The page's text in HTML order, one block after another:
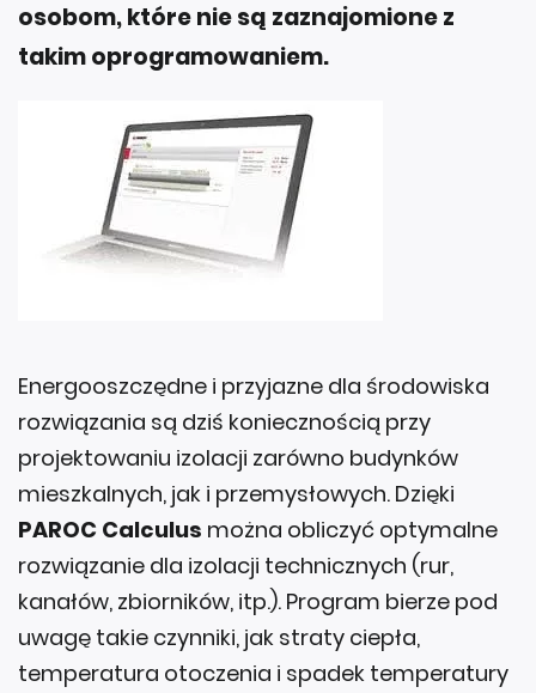
osobom, które nie są zaznajomione z
takim oprogramowaniem.
Energooszczędne i przyjazne dla środowiska
rozwiązania są dziś koniecznością przy
projektowaniu izolacji zarówno budynków
mieszkalnych, jak i przemysłowych. Dzięki
PAROC Calculus można obliczyć optymalne
rozwiązanie dla izolacji technicznych (rur,
kanałów, zbiorników, itp.). Program bierze pod
uwagę takie czynniki, jak straty ciepła,
temperatura otoczenia i spadek temperatury